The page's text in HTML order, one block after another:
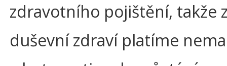
zdravotního pojištění, takže
duševní zdraví platíme